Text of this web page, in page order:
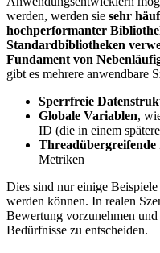
werden, werden sie sehr
hochperformanter
Standardbibliotheken
Fundament von
gibt es mehrere anwendbare
Sperrfreie
Globale Variablen,
ID (die in einem
Threadübergreifende
Metriken
Dies sind nur einige
werden können. In realen
Bewertung vorzunehmen
Bedürfnisse zu entscheiden.